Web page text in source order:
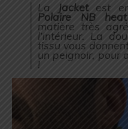
La Jacketest
Polaire NB
matière très
l’intérieur. La
tissu vous
un peignoir, pour
!